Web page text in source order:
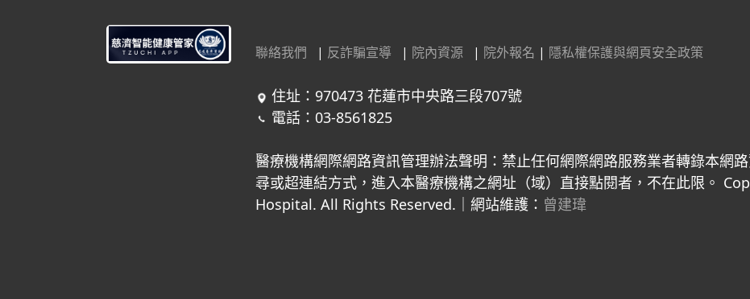
聯絡我們 | 反詐騙宣導 | 院內資源 | 院外報名 | 隱私權保護與網頁安全政策
住址：970473 花蓮市中央路三段707號
電話：03-8561825
醫療機構網際網路資訊管理辦法聲明：禁止任何網際網路服務業者轉錄本網
尋或超連結方式，進入本醫療機構之網址（域）直接點閱者，不在此限。
Hospital. All Rights Reserved.｜網站維護： 曾建瑋